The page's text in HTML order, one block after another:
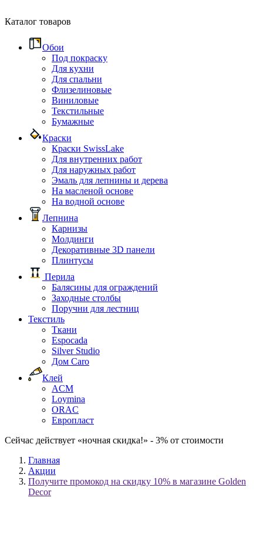
Каталог товаров
Обои
Под покраску
Для кухни
Для спальни
Флизелиновые
Виниловые
Текстильные
Бумажные
Краски
Краски SwissLake
Для внутренних работ
Для наружных работ
Эмаль для лепнины и дерева
На масленой основе
На водной основе
Лепнина
Карнизы
Молдинги
Декоративные 3D панели
Плинтусы
Перила
Балясины для ограждений
Заходные столбы
Поручни для лестниц
Текстиль
Ткани
Espocada
Silver Studio
Дом Caro
Клей
ACM
Loymina
ORAC
Европласт
Сейчас действует «ночная скидка!» - 3% от стоимости
Главная
Акции
Получите промокод на скидку 10% в магазине Golden
Decor